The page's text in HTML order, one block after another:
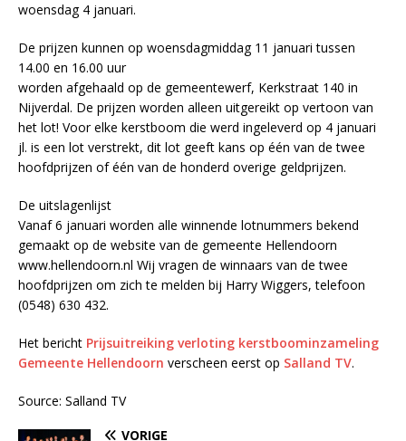
woensdag 4 januari.
De prijzen kunnen op woensdagmiddag 11 januari tussen
14.00 en 16.00 uur
worden afgehaald op de gemeentewerf, Kerkstraat 140 in
Nijverdal. De prijzen worden alleen uitgereikt op vertoon van
het lot! Voor elke kerstboom die werd ingeleverd op 4 januari
jl. is een lot verstrekt, dit lot geeft kans op één van de twee
hoofdprijzen of één van de honderd overige geldprijzen.
De uitslagenlijst
Vanaf 6 januari worden alle winnende lotnummers bekend
gemaakt op de website van de gemeente Hellendoorn
www.hellendoorn.nl Wij vragen de winnaars van de twee
hoofdprijzen om zich te melden bij Harry Wiggers, telefoon
(0548) 630 432.
Het bericht Prijsuitreiking verloting kerstboominzameling
Gemeente Hellendoorn verscheen eerst op Salland TV.
Source: Salland TV
VORIGE